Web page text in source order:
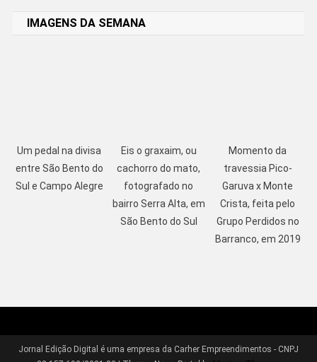
IMAGENS DA SEMANA
Um pedal na divisa
entre São Bento do
Sul e Campo Alegre
Eis o graxaim, ou
cachorro do mato,
fotografado no
bairro Serra Alta, em
São Bento do Sul
Momento da
travessia Pico-
Garuva x Monte
Crista, feita pelo
Grupo Perdidos no
Barranco, em 2019
Jornal Edição Digital é uma empresa da Carher Empreendimentos - CNPJ